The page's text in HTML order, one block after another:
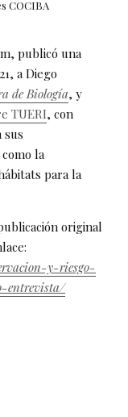
COCIBA
publicó una
a Diego
de Biología, y
TUERI, con
sus
la
para la
original
y-riesgo-
entrevista/